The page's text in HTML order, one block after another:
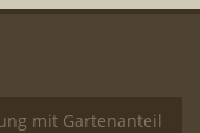
mit Gartenanteil